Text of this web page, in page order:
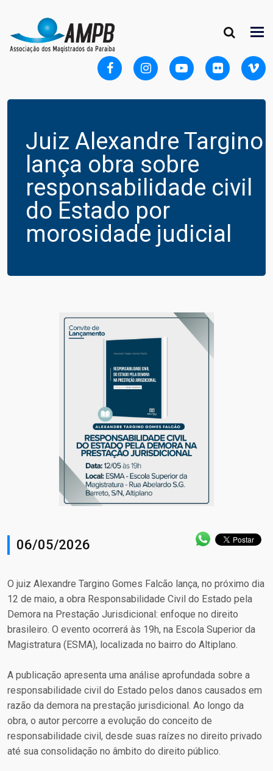
Juiz Alexandre Targino
lança obra sobre
responsabilidade civil
do Estado por
morosidade judicial
06/05/2026
O juiz Alexandre Targino Gomes Falcão lança, no próximo dia
12 de maio, a obra Responsabilidade Civil do Estado pela
Demora na Prestação Jurisdicional: enfoque no direito
brasileiro. O evento ocorrerá às 19h, na Escola Superior da
Magistratura (ESMA), localizada no bairro do Altiplano.
A publicação apresenta uma análise aprofundada sobre a
responsabilidade civil do Estado pelos danos causados em
razão da demora na prestação jurisdicional. Ao longo da
obra, o autor percorre a evolução do conceito de
responsabilidade civil, desde suas raízes no direito privado
até sua consolidação no âmbito do direito público.